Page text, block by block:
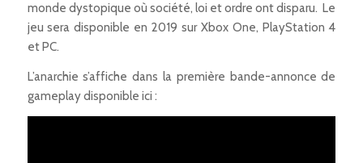
monde dystopique où société, loi et ordre ont disparu. Le
jeu sera disponible en 2019 sur Xbox One, PlayStation 4
et PC.
L’anarchie s’affiche dans la première bande-annonce de
gameplay disponible ici :